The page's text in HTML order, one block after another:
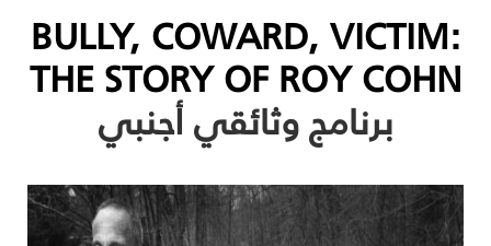
BULLY, COWARD, VICTIM:
THE STORY OF ROY COHN
برنامج وثائقي أجنبي